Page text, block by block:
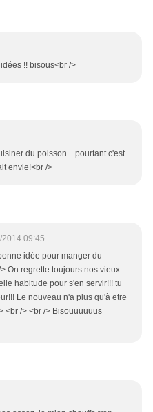
!! bisous<br />
du poisson... pourtant c'est
envie!<br />
2014 09:45
idée pour manger du
On regrette toujours nos vieux
habitude pour s'en servir!!! tu
Le nouveau n'a plus qu'à etre
<br /> <br /> Bisouuuuuus